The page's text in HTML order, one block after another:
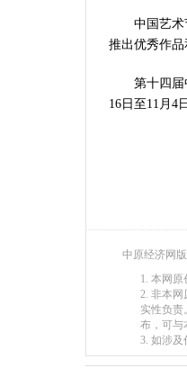
中国艺术
推出优秀作品
第十四届
16日至11月4
中原经济网
1. 本网
2. 非本
实性负责
布，可与
3. 如涉及